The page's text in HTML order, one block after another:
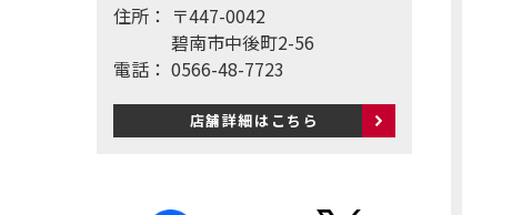
住所： 〒447-0042
碧南市中後町2-56
電話： 0566-48-7723
店舗詳細はこちら